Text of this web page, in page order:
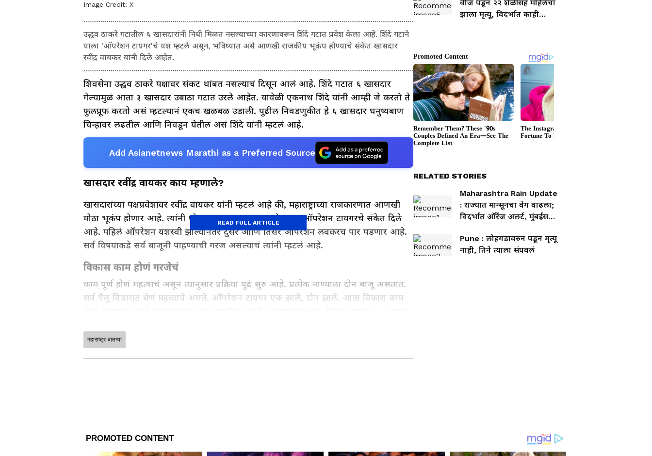
Image Credit: X
उद्धव ठाकरे गटातील ६ खासदारांनी निधी मिळत नसल्याच्या कारणावरून शिंदे गटात प्रवेश केला आहे. शिंदे गटाने
याला 'ऑपरेशन टायगर'चे यश म्हटले असून, भविष्यात असे आणखी राजकीय भूकंप होण्याचे संकेत खासदार
रवींद्र वायकर यांनी दिले आहेत.
शिवसेना उद्धव ठाकरे पक्षावर संकट थांबत नसल्याचं दिसून आलं आहे. शिंदे गटात ६ खासदार
गेल्यामुळं आता ३ खासदार उबाठा गटात उरले आहेत. यावेळी एकनाथ शिंदे यांनी आम्ही जे करतो ते
फुलप्रूफ करतो असं म्हटल्यानं एकच खळबळ उडाली. पुढील निवडणुकीत हे ६ खासदार धनुष्यबाण
चिन्हावर लढतील आणि निवडून येतील असं शिंदे यांनी म्हटलं आहे.
Add Asianetnews Marathi as a Preferred Source
खासदार रवींद्र वायकर काय म्हणाले?
खासदारांच्या पक्षप्रवेशावर रवींद्र वायकर यांनी म्हटलं आहे की, महाराष्ट्राच्या राजकारणात आणखी
मोठा भूकंप होणार आहे. त्यांनी थोडक्यात पुढच्या टप्यात होणाऱ्या ऑपरेशन टायगरचे संकेत दिले
आहे. पहिलं ऑपरेशन यशस्वी झाल्यानंतर दुसरं आणि तिसरं ऑपरेशन लवकरच पार पडणार आहे.
सर्व विषयाकडे सर्व बाजूनी पाहण्याची गरज असल्याचं त्यांनी म्हटलं आहे.
विकास काम होणं गरजेचं
काम पूर्ण होणं महत्वाचं असून त्यानुसार प्रक्रिया पुढं सुरु आहे. प्रत्येक नाण्याला दोन बाजू असतात.
सर्व पैलू विचारात घेणं महत्वाचे असते. ऑपरेशन टायगर एक झाले, दोन झाले. आता विकास काम
READ FULL ARTICLE
ABOUT THE AUTHOR
vivek panmand
महाराष्ट्र बातम्या
वीज पडून २२ शेळींसह महिलेचा
झाला मृत्यू, विदर्भात काही
RELATED STORIES
Maharashtra Rain Update
: राज्यात मान्सूनचा वेग वाढला;
विदर्भात ऑरेंज अलर्ट, मुंबईसह
इशारा
Pune : लोहगडावरुन पडून मृत्यू
नाही, तिने त्याला संपवलं